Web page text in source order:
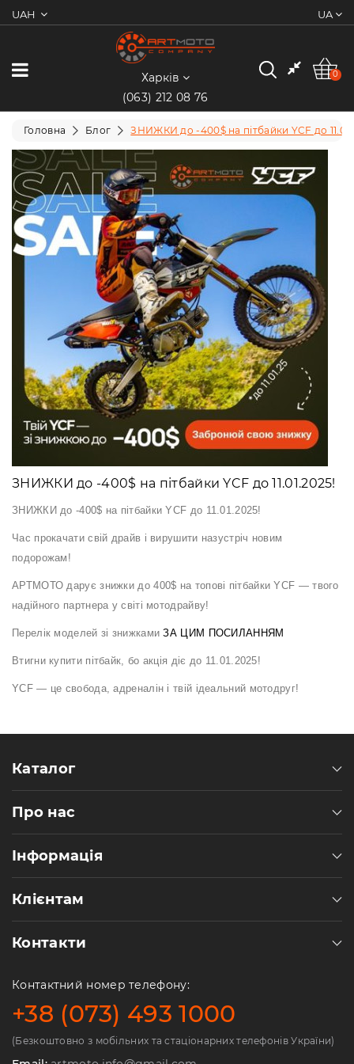
UAH UA
0
Категорії
Мотоцикли
Квадроцикли
Скутери/
Мопеди
Електротранспорт
Екіпіювання
Запчастини
Аксесуари
Акції
(063)
212
08
76
Режим
роботи:
19:00
Сб
10:00
-
Нд
Харків
(063) 212 08 76
0
Головна Блог ЗНИЖКИ до -400$ на пітбайки YCF до
ЗНИЖКИ до -400$ на пітбайки YCF до 11.01.2025!
ЗНИЖКИ до -400$ на пітбайки YCF до 11.01.2025!
Час прокачати свій драйв і вирушити назустріч новим
подорожам!
АРТМОТО дарує знижки до 400$ на топові пітбайки YCF — твого
надійного партнера у світі мотодрайву!
Перелік моделей зі знижками ЗА ЦИМ ПОСИЛАННЯМ
Втигни купити пітбайк, бо акція діє до 11.01.2025!
YCF — це свобода, адреналін і твій ідеальний мотодруг!
Каталог
Про нас
Інформація
Клієнтам
Контакти
Контактний номер телефону:
+38 (073) 493 1000
(Безкоштовно з мобільних та стаціонарних телефонів України)